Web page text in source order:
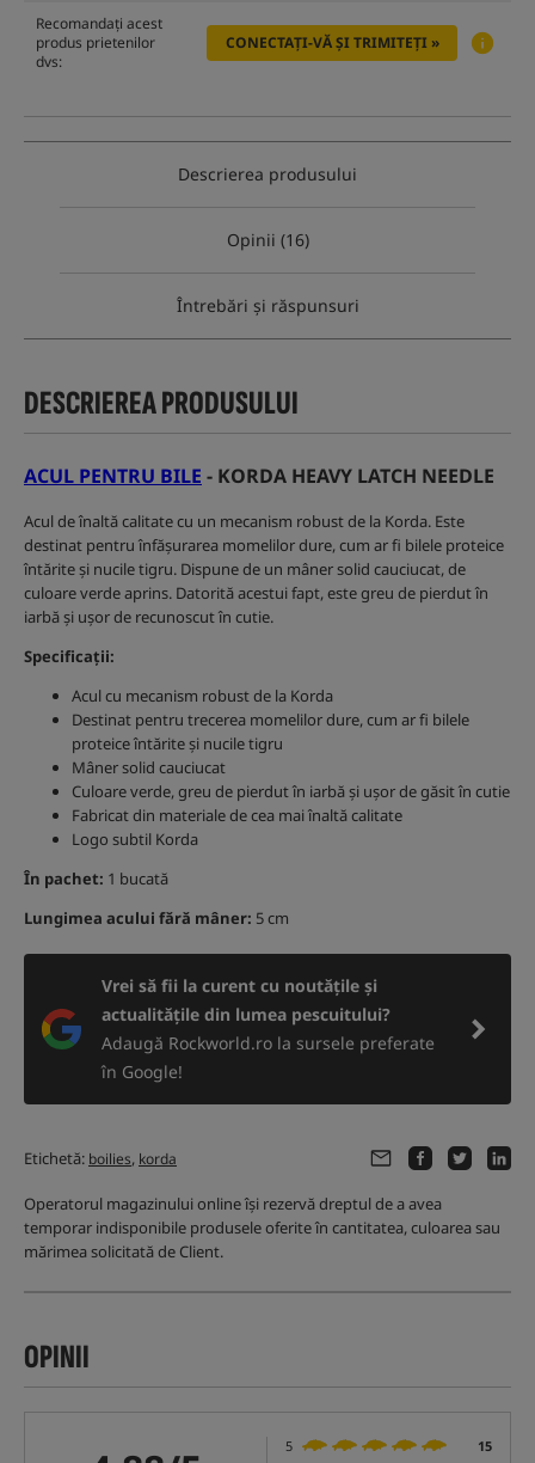
Recomandați acest
produs prietenilor
dvs:
CONECTAȚI-VĂ ȘI TRIMITEȚI »
Descrierea produsului
Opinii (16)
Întrebări și răspunsuri
DESCRIEREA PRODUSULUI
ACUL PENTRU BILE - KORDA HEAVY LATCH NEEDLE
Acul de înaltă calitate cu un mecanism robust de la Korda. Este
destinat pentru înfășurarea momelilor dure, cum ar fi bilele proteice
întărite și nucile tigru. Dispune de un mâner solid cauciucat, de
culoare verde aprins. Datorită acestui fapt, este greu de pierdut în
iarbă și ușor de recunoscut în cutie.
Specificații:
Acul cu mecanism robust de la Korda
Destinat pentru trecerea momelilor dure, cum ar fi bilele
proteice întărite și nucile tigru
Mâner solid cauciucat
Culoare verde, greu de pierdut în iarbă și ușor de găsit în cutie
Fabricat din materiale de cea mai înaltă calitate
Logo subtil Korda
În pachet: 1 bucată
Lungimea acului fără mâner: 5 cm
Vrei să fii la curent cu noutățile și
actualitățile din lumea pescuitului?
Adaugă Rockworld.ro la sursele preferate
în Google!
Etichetă: boilies, korda
Operatorul magazinului online își rezervă dreptul de a avea
temporar indisponibile produsele oferite în cantitatea, culoarea sau
mărimea solicitată de Client.
OPINII
5
15